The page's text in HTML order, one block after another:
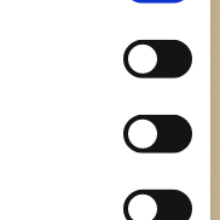
fa LUOGO: